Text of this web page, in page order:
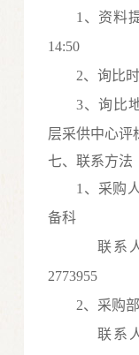
1、资料
14:50
2、询比
3、询比
层采供中心评
七、联系方法
1、采购
备科
联系
2773955
2、采购
联系